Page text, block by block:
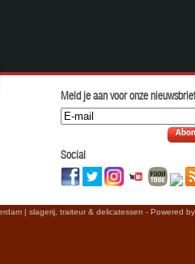
Meld je aan voor onze
Social
| slagerij, traiteur & delicatessen - Powered